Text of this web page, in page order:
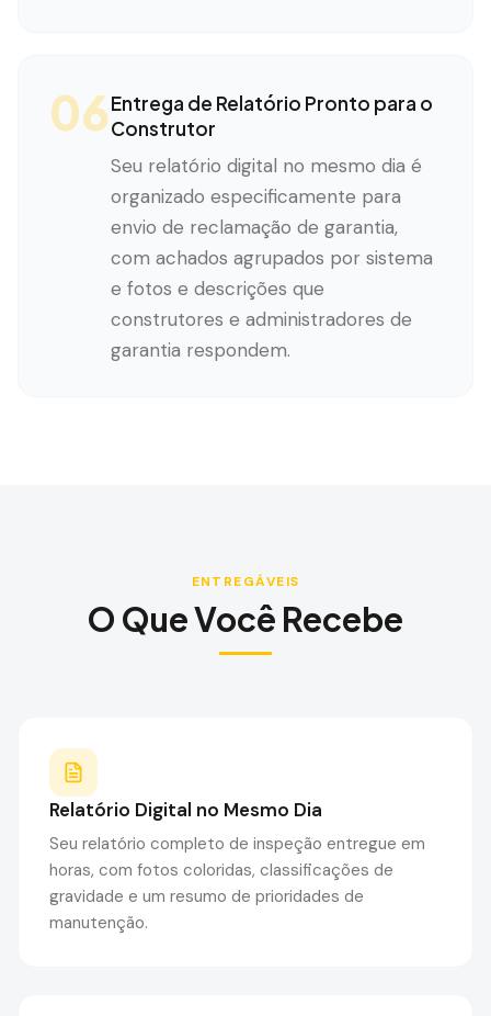
06Entrega de Relatório Pronto para o
Construtor
Seu relatório digital no mesmo dia é
organizado especificamente para
envio de reclamação de garantia,
com achados agrupados por sistema
e fotos e descrições que
construtores e administradores de
garantia respondem.
ENTREGÁVEIS
O Que Você Recebe
Relatório Digital no Mesmo Dia
Seu relatório completo de inspeção entregue em
horas, com fotos coloridas, classificações de
gravidade e um resumo de prioridades de
manutenção.